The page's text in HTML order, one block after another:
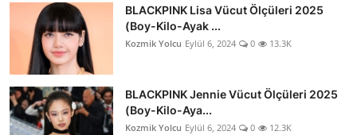
BLACKPINK Lisa Vücut Ölçüleri 2025
(Boy-Kilo-Ayak ...
Kozmik Yolcu Eylül 6, 2024 0 13.3K
BLACKPINK Jennie Vücut Ölçüleri 2025
(Boy-Kilo-Aya...
Kozmik Yolcu Eylül 6, 2024 0 12.3K